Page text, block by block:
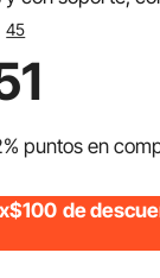
vintage
45
puntos en
de